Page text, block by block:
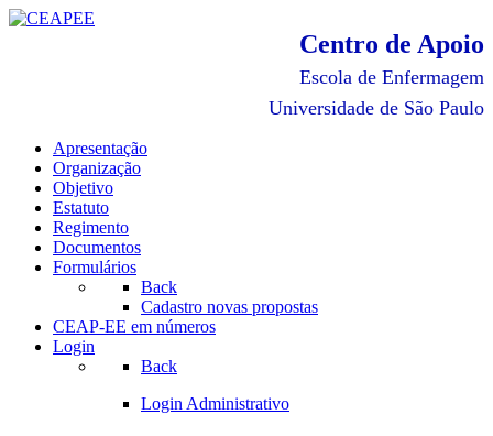
Centro de Apoio
Escola de Enfermagem
Universidade de São Paulo
Apresentação
Organização
Objetivo
Estatuto
Regimento
Documentos
Formulários
Back
Cadastro novas propostas
CEAP-EE em números
Login
Back
Login Administrativo